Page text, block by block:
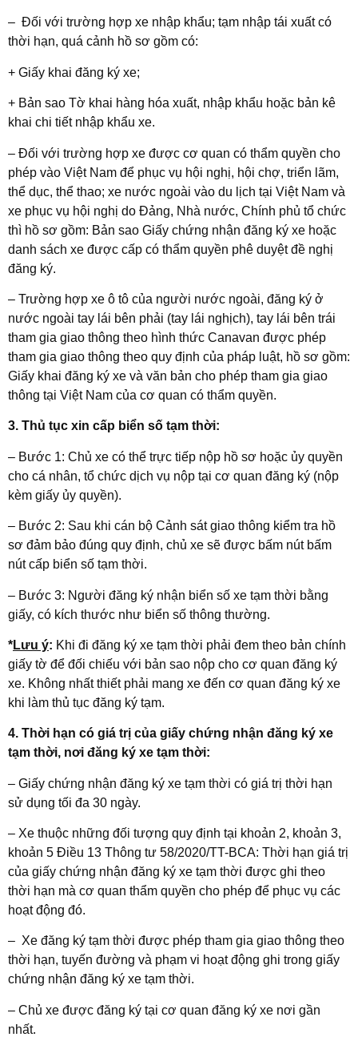
– Đối với trường hợp xe nhập khẩu; tạm nhập tái xuất có
thời hạn, quá cảnh hồ sơ gồm có:
+ Giấy khai đăng ký xe;
+ Bản sao Tờ khai hàng hóa xuất, nhập khẩu hoặc bản kê
khai chi tiết nhập khẩu xe.
– Đối với trường hợp xe được cơ quan có thẩm quyền cho
phép vào Việt Nam để phục vụ hội nghị, hội chợ, triển lãm,
thể dục, thể thao; xe nước ngoài vào du lịch tại Việt Nam và
xe phục vụ hội nghị do Đảng, Nhà nước, Chính phủ tổ chức
thì hồ sơ gồm: Bản sao Giấy chứng nhận đăng ký xe hoặc
danh sách xe được cấp có thẩm quyền phê duyệt đề nghị
đăng ký.
– Trường hợp xe ô tô của người nước ngoài, đăng ký ở
nước ngoài tay lái bên phải (tay lái nghịch), tay lái bên trái
tham gia giao thông theo hình thức Canavan được phép
tham gia giao thông theo quy định của pháp luật, hồ sơ gồm:
Giấy khai đăng ký xe và văn bản cho phép tham gia giao
thông tại Việt Nam của cơ quan có thẩm quyền.
3. Thủ tục xin cấp biển số tạm thời:
– Bước 1: Chủ xe có thể trực tiếp nộp hồ sơ hoặc ủy quyền
cho cá nhân, tổ chức dịch vụ nộp tại cơ quan đăng ký (nộp
kèm giấy ủy quyền).
– Bước 2: Sau khi cán bộ Cảnh sát giao thông kiểm tra hồ
sơ đảm bảo đúng quy định, chủ xe sẽ được bấm nút bấm
nút cấp biển số tạm thời.
– Bước 3: Người đăng ký nhận biển số xe tạm thời bằng
giấy, có kích thước như biển số thông thường.
*Lưu ý: Khi đi đăng ký xe tạm thời phải đem theo bản chính
giấy tờ để đối chiếu với bản sao nộp cho cơ quan đăng ký
xe. Không nhất thiết phải mang xe đến cơ quan đăng ký xe
khi làm thủ tục đăng ký tạm.
4. Thời hạn có giá trị của giấy chứng nhận đăng ký xe
tạm thời, nơi đăng ký xe tạm thời:
– Giấy chứng nhận đăng ký xe tạm thời có giá trị thời hạn
sử dụng tối đa 30 ngày.
– Xe thuộc những đối tượng quy định tại khoản 2, khoản 3,
khoản 5 Điều 13 Thông tư 58/2020/TT-BCA: Thời hạn giá trị
của giấy chứng nhận đăng ký xe tạm thời được ghi theo
thời hạn mà cơ quan thẩm quyền cho phép để phục vụ các
hoạt động đó.
– Xe đăng ký tạm thời được phép tham gia giao thông theo
thời hạn, tuyến đường và phạm vi hoạt động ghi trong giấy
chứng nhận đăng ký xe tạm thời.
– Chủ xe được đăng ký tại cơ quan đăng ký xe nơi gần
nhất.